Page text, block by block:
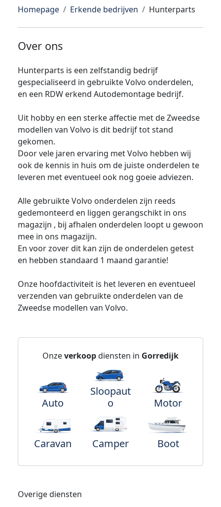
Homepage Erkende bedrijven Hunterparts
Over ons
Hunterparts is een zelfstandig bedrijf
gespecialiseerd in gebruikte Volvo onderdelen,
en een RDW erkend Autodemontage bedrijf.
Uit hobby en een sterke affectie met de Zweedse
modellen van Volvo is dit bedrijf tot stand
gekomen.
Door vele jaren ervaring met Volvo hebben wij
ook de kennis in huis om de juiste onderdelen te
leveren met eventueel ook nog goeie adviezen.
Alle gebruikte Volvo onderdelen zijn reeds
gedemonteerd en liggen gerangschikt in ons
magazijn , bij afhalen onderdelen loopt u gewoon
mee in ons magazijn.
En voor zover dit kan zijn de onderdelen getest
en hebben standaard 1 maand garantie!
Onze hoofdactiviteit is het leveren en eventueel
verzenden van gebruikte onderdelen van de
Zweedse modellen van Volvo.
Onzeverkoopdiensten in Gorredijk
Auto
Sloopaut
o
Motor
Caravan Camper Boot
Overige diensten